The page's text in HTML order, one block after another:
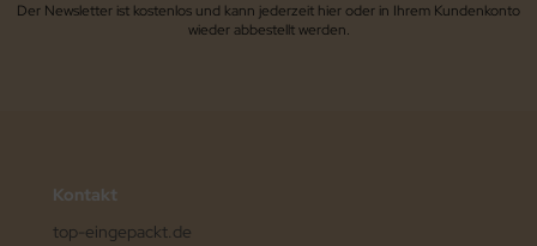
Der Newsletter ist kostenlos und kann jederzeit hier oder in Ihrem Kundenkonto
wieder abbestellt werden.
Kontakt
top-eingepackt.de